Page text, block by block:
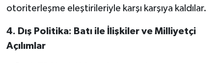
otoriterleşme eleştirileriyle karşı karşıya kaldılar.
4. Dış Politika: Batı ile İlişkiler ve Milliyetçi
Açılımlar